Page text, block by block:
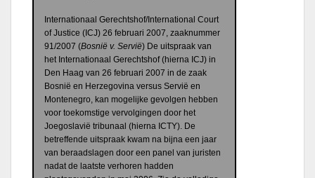
Internationaal Gerechtshof/International Court
of Justice (ICJ) 26 februari 2007, zaaknummer
91/2007 (Bosnië v. Servië) De uitspraak van
het Internationaal Gerechtshof (hierna ICJ) in
Den Haag van 26 februari 2007 in de zaak
Bosnië en Herzegovina versus Servië en
Montenegro, kan mogelijke gevolgen hebben
voor toekomstige vervolgingen door het
Joegoslavië tribunaal (hierna ICTY). De
betreffende uitspraak kwam na bijna een jaar
van beraadslagen door een panel van juristen
nadat de laatste verhoren hadden